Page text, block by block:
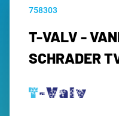
758303
T-VALV -
SCHRADER